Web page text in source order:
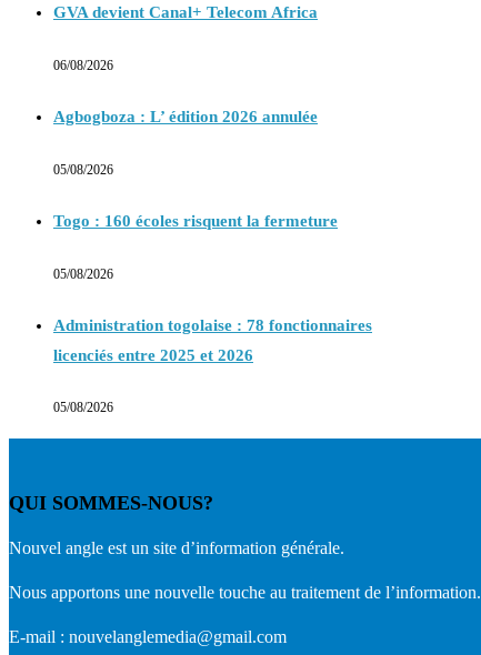
GVA devient Canal+ Telecom Africa
06/08/2026
Agbogboza : L’ édition 2026 annulée
05/08/2026
Togo : 160 écoles risquent la fermeture
05/08/2026
Administration togolaise : 78 fonctionnaires
licenciés entre 2025 et 2026
05/08/2026
QUI SOMMES-NOUS?
Nouvel angle est un site d’information générale.
Nous apportons une nouvelle touche au traitement de l’information.
E-mail : nouvelanglemedia@gmail.com